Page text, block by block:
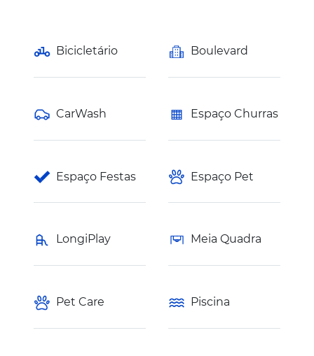
Bicicletário Boulevard
CarWash Espaço Churras
Espaço Festas Espaço Pet
LongiPlay Meia Quadra
Pet Care Piscina